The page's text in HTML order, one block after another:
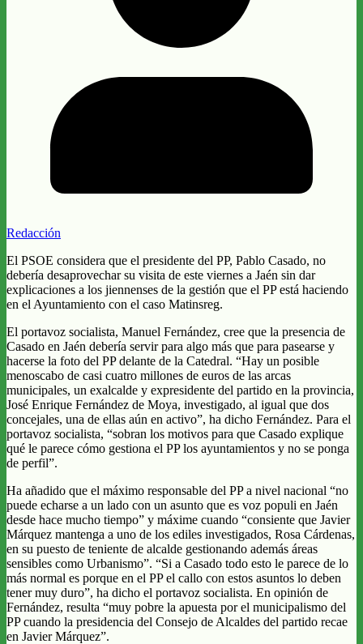
Redacción
El PSOE considera que el presidente del PP, Pablo Casado, no
debería desaprovechar su visita de este viernes a Jaén sin dar
explicaciones a los jiennenses de la gestión que el PP está haciendo
en el Ayuntamiento con el caso Matinsreg.
El portavoz socialista, Manuel Fernández, cree que la presencia de
Casado en Jaén debería servir para algo más que para pasearse y
hacerse la foto del PP delante de la Catedral. “Hay un posible
menoscabo de casi cuatro millones de euros de las arcas
municipales, un exalcalde y expresidente del partido en la provincia,
José Enrique Fernández de Moya, investigado, al igual que dos
concejales, una de ellas aún en activo”, ha dicho Fernández. Para el
portavoz socialista, “sobran los motivos para que Casado explique
qué le parece cómo gestiona el PP los ayuntamientos y no se ponga
de perfil”.
Ha añadido que el máximo responsable del PP a nivel nacional “no
puede echarse a un lado con un asunto que es voz populi en Jaén
desde hace mucho tiempo” y máxime cuando “consiente que Javier
Márquez mantenga a uno de los ediles investigados, Rosa Cárdenas,
en su puesto de teniente de alcalde gestionando además áreas
sensibles como Urbanismo”. “Si a Casado todo esto le parece de lo
más normal es porque en el PP el callo con estos asuntos lo deben
tener muy duro”, ha dicho el portavoz socialista. En opinión de
Fernández, resulta “muy pobre la apuesta por el municipalismo del
PP cuando la presidencia del Consejo de Alcaldes del partido recae
en Javier Márquez”.